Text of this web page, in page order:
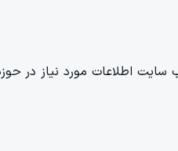
اطلاعات مورد نیاز در